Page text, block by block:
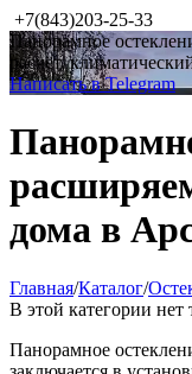
+7(843)203-25-33
Панорамное
расчёт,
Написать в Telegram
дома в
Главная/Каталог/
В этой категории нет
Панорамное